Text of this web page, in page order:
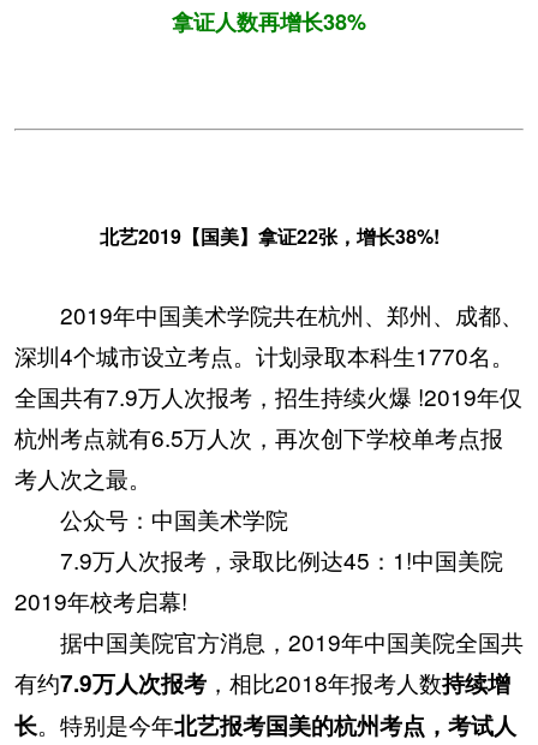
拿证人数再增长38%
北艺2019【国美】拿证22张，增长38%!
2019年中国美术学院共在杭州、郑州、成都、
深圳4个城市设立考点。计划录取本科生1770名。
全国共有7.9万人次报考，招生持续火爆 !2019年仅
杭州考点就有6.5万人次，再次创下学校单考点报
考人次之最。
公众号：中国美术学院
7.9万人次报考，录取比例达45：1!中国美院
2019年校考启幕!
据中国美院官方消息，2019年中国美院全国共
有约7.9万人次报考，相比2018年报考人数持续增
长。特别是今年北艺报考国美的杭州考点，考试人